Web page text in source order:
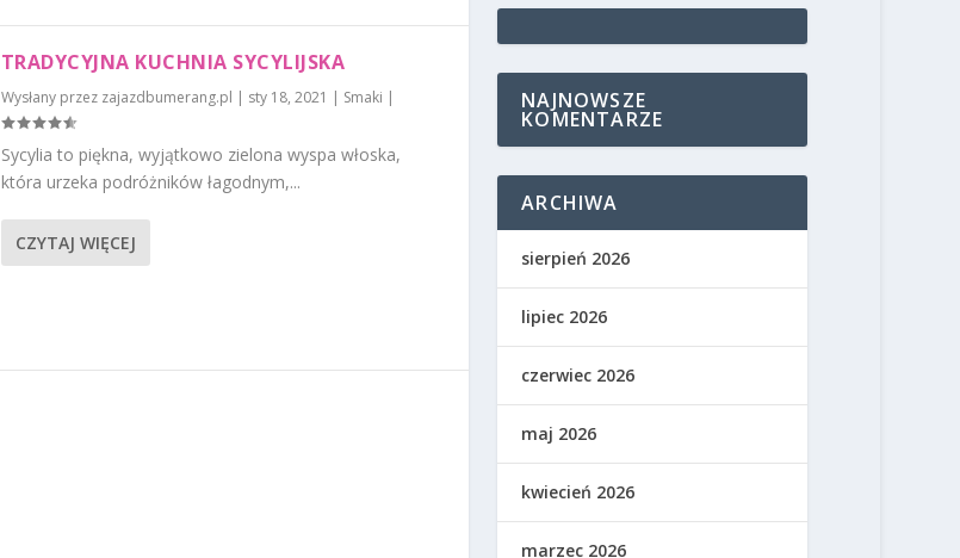
TRADYCYJNA KUCHNIA SYCYLIJSKA
Wysłany przez zajazdbumerang.pl | sty 18, 2021 | Smaki |
Sycylia to piękna, wyjątkowo zielona wyspa włoska,
która urzeka podróżników łagodnym,...
CZYTAJ WIĘCEJ
NAJNOWSZE
KOMENTARZE
ARCHIWA
sierpień 2026
lipiec 2026
czerwiec 2026
maj 2026
kwiecień 2026
marzec 2026